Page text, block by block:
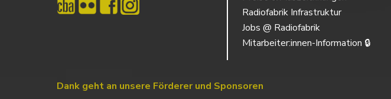
Radiofabrik Infrastruktur
Jobs @ Radiofabrik
Mitarbeiter:innen-Information 🔒
Dank geht an unsere Förderer und Sponsoren